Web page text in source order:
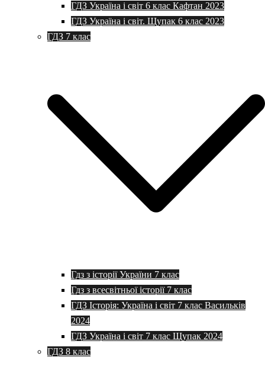
ГДЗ Україна і світ 6 клас Кафтан 2023
ГДЗ Україна і світ. Щупак 6 клас 2023
ГДЗ 7 клас
Гдз з історії України 7 клас
Гдз з всесвітньої історії 7 клас
ГДЗ Історія: Україна і світ 7 клас Васильків
2024
ГДЗ Україна і світ 7 клас Щупак 2024
ГДЗ 8 клас